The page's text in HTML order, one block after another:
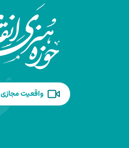
واقعیت مجازی